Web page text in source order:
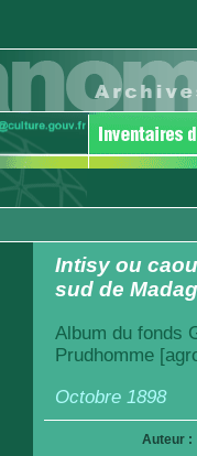
Intisy ou
sud de
Album du fonds
Prudhomme
Octobre 1898
Auteur :